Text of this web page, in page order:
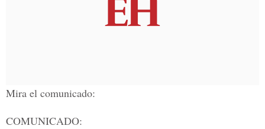
Mira el comunicado:
COMUNICADO: